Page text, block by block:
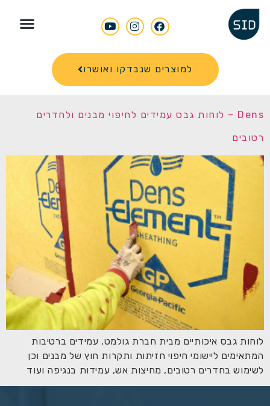
למוצרים שנבדקו ואושרו
Dens – לוחות גבס עמידים לחיפוי מבנים ולחדרים
רטובים
לוחות גבס איכותיים מבית חברת גולמט, עמידים ברטיבות
המתאימים ליישומי חיפוי חזיתות ותקרות חוץ של מבנים וכן
לשימוש בחדרים רטובים, מחיצות אש, עמידות בנגיפה ועוד